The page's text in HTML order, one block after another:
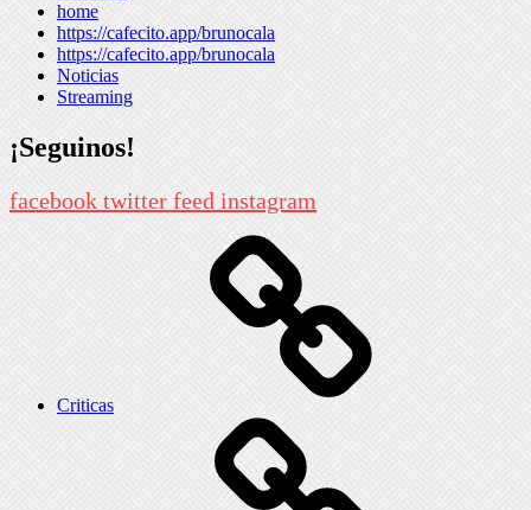
home
https://cafecito.app/brunocala
https://cafecito.app/brunocala
Noticias
Streaming
¡Seguinos!
facebook twitter feed instagram
Criticas